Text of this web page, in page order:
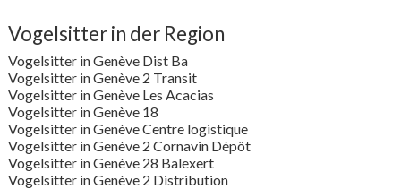
Vogelsitter in der Region
Vogelsitter in Genève Dist Ba
Vogelsitter in Genève 2 Transit
Vogelsitter in Genève Les Acacias
Vogelsitter in Genève 18
Vogelsitter in Genève Centre logistique
Vogelsitter in Genève 2 Cornavin Dépôt
Vogelsitter in Genève 28 Balexert
Vogelsitter in Genève 2 Distribution